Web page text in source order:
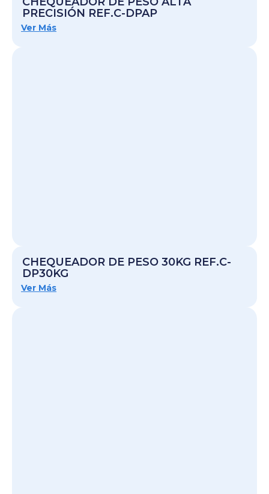
PRECISIÓN REF.C-DPAP
Ver Más
CHEQUEADOR DE PESO 30KG REF.C-
DP30KG
Ver Más